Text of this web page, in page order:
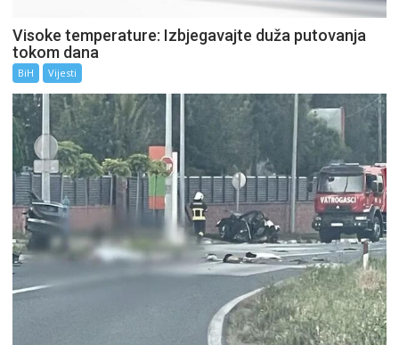
Visoke temperature: Izbjegavajte duža putovanja
tokom dana
BiH Vijesti